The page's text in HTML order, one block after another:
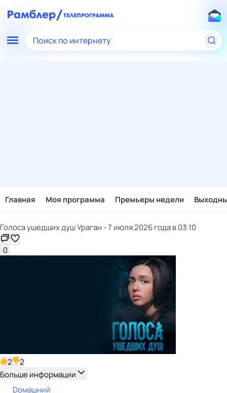
Поиск по интернету
Главная Моя программа Премьеры недели
Голocа ушедших душ Ураган - 7 июля 2026 года в 03:10
0
2
2
Больше информации
Dомашний